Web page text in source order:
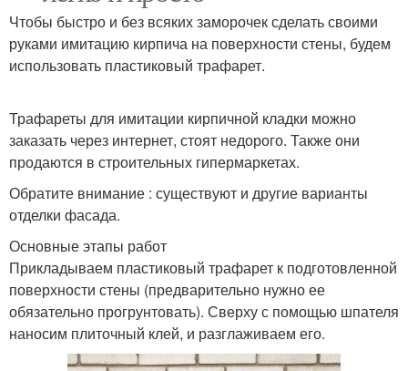
Чтобы быстро и без всяких заморочек сделать своими
руками имитацию кирпича на поверхности стены, будем
использовать пластиковый трафарет.
Трафареты для имитации кирпичной кладки можно
заказать через интернет, стоят недорого. Также они
продаются в строительных гипермаркетах.
Обратите внимание : существуют и другие варианты
отделки фасада.
Основные этапы работ
Прикладываем пластиковый трафарет к подготовленной
поверхности стены (предварительно нужно ее
обязательно прогрунтовать). Сверху с помощью шпателя
наносим плиточный клей, и разглаживаем его.